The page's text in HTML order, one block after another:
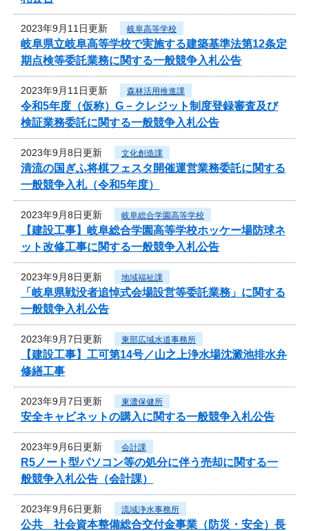
2023年9月11日更新 岐阜高等学校
岐阜県立岐阜高等学校で実施する建築基準法第12条定
期点検等委託業務に関する一般競争入札公告
2023年9月11日更新 森林活用推進課
令和5年度（仮称）G－クレジット制度登録審査及び
検証業務委託に関する一般競争入札公告
2023年9月8日更新 文化創造課
清流の国ぎふ将棋フェスタ開催運営業務委託に関する
一般競争入札（令和5年度）
2023年9月8日更新 岐阜総合学園高等学校
【建設工事】岐阜総合学園高等学校ホッケー場防球ネ
ット改修工事に関する一般競争入札公告
2023年9月8日更新 地域福祉課
「岐阜県戦没者追悼式会場設営等委託業務」に関する
一般競争入札公告
2023年9月7日更新 東部広域水道事務所
【建設工事】工可第14号／山之上浄水場沈澱池排水弁
修繕工事
2023年9月7日更新 東濃保健所
安全キャビネットの購入に関する一般競争入札公告
2023年9月6日更新 会計課
R5ノート型パソコン等の処分に伴う売却に関する一
般競争入札公告（会計課）
2023年9月6日更新 流域浄水事務所
公共 社会資本整備総合交付金事業（防災・安全）長